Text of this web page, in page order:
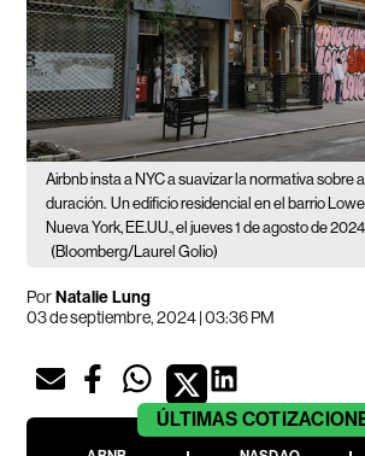
Airbnb insta a NYC a suavizar la normativa sobre
duración. Un edificio residencial en el barrio
Nueva York, EE.UU., el jueves 1 de agosto de
(Bloomberg/Laurel Golio)
PorNatalie Lung
03 de septiembre, 2024 | 03:36 PM
ÚLTIMAS